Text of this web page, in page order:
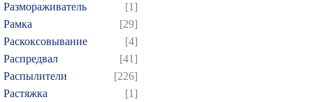
Размораживатель
[1]
Рамка
[29]
Раскоксовывание
[4]
Распредвал
[41]
Распылители
[226]
Растяжка
[1]